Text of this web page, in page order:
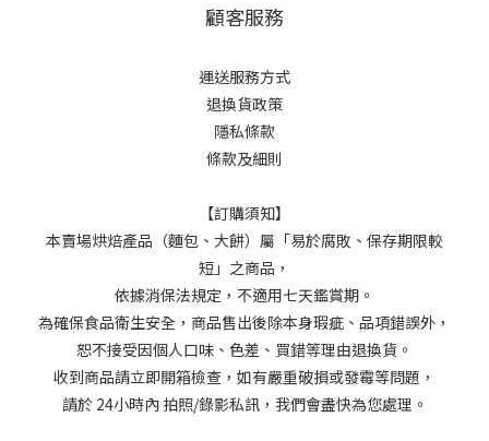
顧客服務
運送服務方式
退換貨政策
隱私條款
條款及細則
【訂購須知】
本賣場烘焙產品（麵包、大餅）屬「易於腐敗、保存期限較
短」之商品，
依據消保法規定，不適用七天鑑賞期。
為確保食品衛生安全，商品售出後除本身瑕疵、品項錯誤外，
恕不接受因個人口味、色差、買錯等理由退換貨。
收到商品請立即開箱檢查，如有嚴重破損或發霉等問題，
請於 24小時內 拍照/錄影私訊，我們會盡快為您處理。